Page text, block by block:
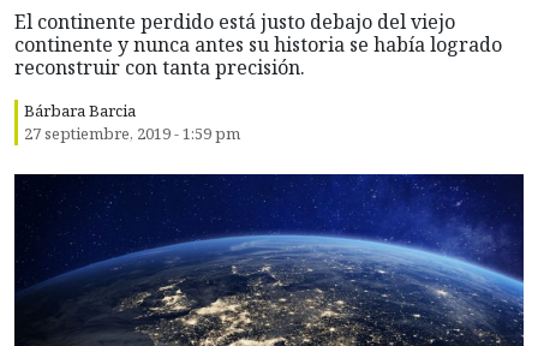
El continente perdido está justo debajo del viejo
continente y nunca antes su historia se había logrado
reconstruir con tanta precisión.
Bárbara Barcia
27 septiembre, 2019 - 1:59 pm